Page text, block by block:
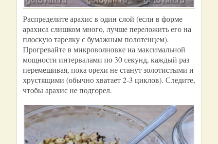
Распределите арахис в один слой (если в форме
арахиса слишком много, лучше переложить его на
плоскую тарелку с бумажным полотенцем).
Прогревайте в микроволновке на максимальной
мощности интервалами по 30 секунд, каждый раз
перемешивая, пока орехи не станут золотистыми и
хрустящими (обычно хватает 2-3 циклов). Следите,
чтобы арахис не подгорел.